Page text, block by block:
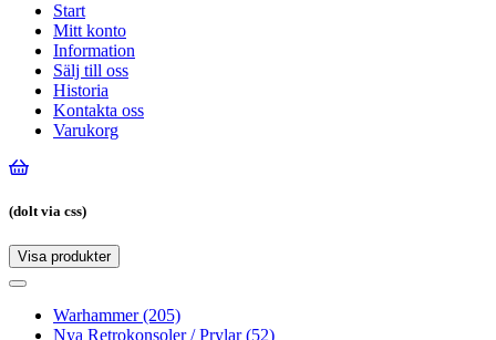
Start
Mitt konto
Information
Sälj till oss
Historia
Kontakta oss
Varukorg
(dolt via css)
Visa produkter
Toggle
Toggle
navigationWarhammer(205)
Nya Retrokonsoler / Prylar(52)